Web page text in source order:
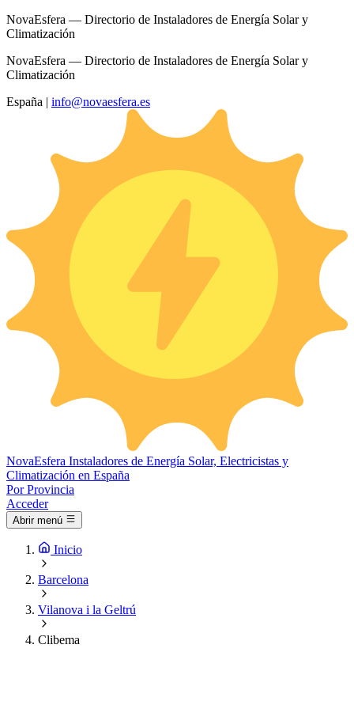
NovaEsfera — Directorio de Instaladores de Energía Solar y
Climatización
NovaEsfera — Directorio de Instaladores de Energía Solar y
Climatización
España | info@novaesfera.es
NovaEsfera Instaladores de Energía Solar, Electricistas y
Climatización en España
Por Provincia
Acceder
Abrir menú
Inicio
Barcelona
Vilanova i la Geltrú
Clibema